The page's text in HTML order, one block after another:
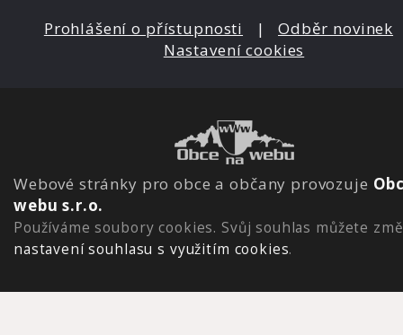
Prohlášení o přístupnosti |Odběr novinek
Nastavení cookies
Webové stránky pro obce a občany provozuje
webu s.r.o.
Používáme soubory cookies. Svůj souhlas můžete
nastavení souhlasu s využitím cookies.